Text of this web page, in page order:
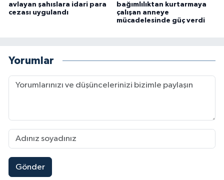
avlayan şahıslara idari para
cezası uygulandı
bağımlılıktan kurtarmaya
çalışan anneye
mücadelesinde güç verdi
Yorumlar
Gönder